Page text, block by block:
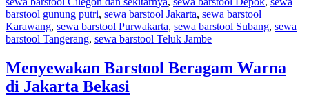
barstool gunung putri, sewa barstool Jakarta, sewa barstool
Karawang, sewa barstool Purwakarta, sewa barstool Subang, sewa
barstool Tangerang, sewa barstool Teluk Jambe
Menyewakan Barstool Beragam Warna
di Jakarta Bekasi